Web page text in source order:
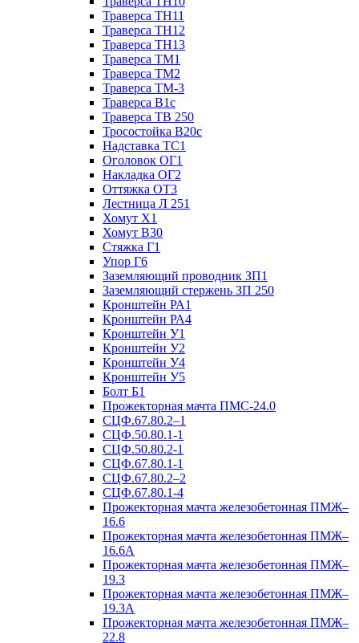
Траверса ТН11
Траверса ТН12
Траверса ТН13
Траверса ТМ1
Траверса ТМ2
Траверса ТМ-3
Траверса В1с
Траверса ТВ 250
Тросостойка В20с
Надставка ТС1
Оголовок ОГ1
Накладка ОГ2
Оттяжка ОТ3
Лестница Л 251
Хомут Х1
Хомут В30
Стяжка Г1
Упор Г6
Заземляющий проводник ЗП1
Заземляющий стержень ЗП 250
Кронштейн РА1
Кронштейн РА4
Кронштейн У1
Кронштейн У2
Кронштейн У4
Кронштейн У5
Болт Б1
Прожекторная мачта ПМС-24.0
СЦФ.67.80.2–1
СЦФ.50.80.1-1
СЦФ.50.80.2-1
СЦФ.67.80.1-1
СЦФ.67.80.2–2
СЦФ.67.80.1-4
Прожекторная мачта железобетонная ПМЖ–
16.6
Прожекторная мачта железобетонная ПМЖ–
16.6А
Прожекторная мачта железобетонная ПМЖ–
19.3
Прожекторная мачта железобетонная ПМЖ–
19.3А
Прожекторная мачта железобетонная ПМЖ–
22.8